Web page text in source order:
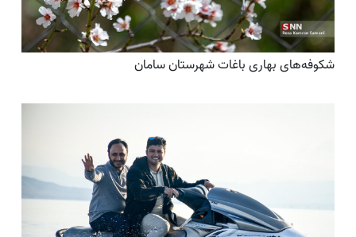
شکوفه‌های بهاری باغات شهرستان سامان